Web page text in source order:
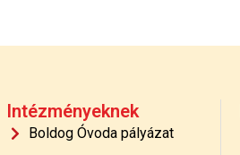
Intézményeknek
Boldog Óvoda pályázat